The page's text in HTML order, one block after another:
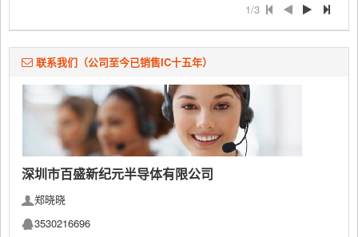
温度传感器
1/3
联系我们（公司至今已销售IC十五年）
深圳市百盛新纪元半导体有限公司
郑晓晓
3530216696